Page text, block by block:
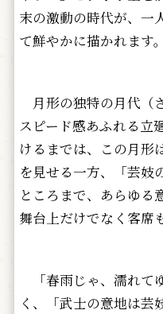
末の激動の時代が、一
て鮮やかに描かれます。
月形の独特の月代（
スピード感あふれる立
けるまでは、この月形
を見せる一方、「芸妓
ところまで、あらゆる
舞台上だけでなく客席
「春雨じゃ、濡れて
く、「武士の意地は芸